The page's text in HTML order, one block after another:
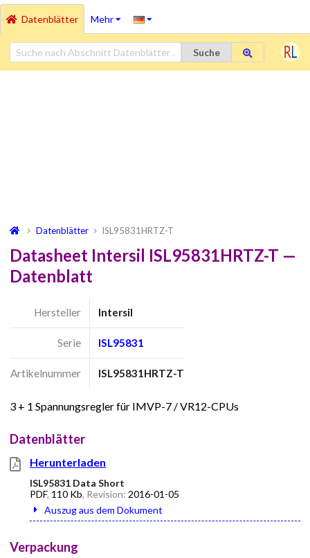
Datenblätter Mehr
Suche
Datenblätter ISL95831HRTZ-T
Datasheet Intersil ISL95831HRTZ-T —
Datenblatt
Hersteller Intersil
Serie ISL95831
Artikelnummer ISL95831HRTZ-T
3 + 1 Spannungsregler für IMVP-7 / VR12-CPUs
Datenblätter
Herunterladen
ISL95831 Data Short
PDF, 110 Kb, Revision: 2016-01-05
Auszug aus dem Dokument
Verpackung